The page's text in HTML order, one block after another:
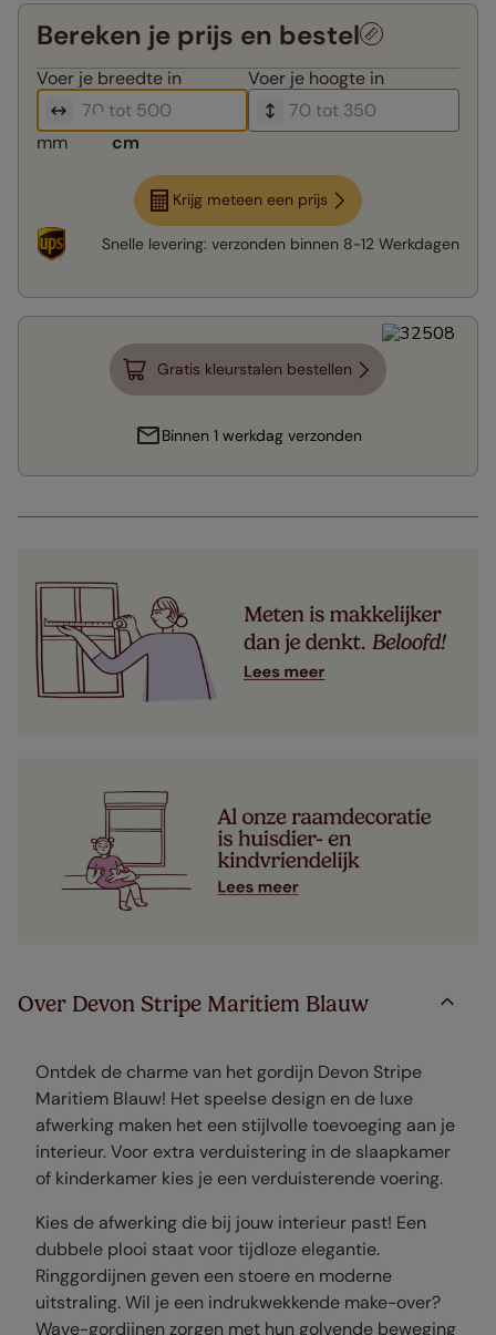
Bereken je prijs en bestel
Voer je breedte in Voer je hoogte in
mm cm
Krijg meteen een prijs
Snelle levering: verzonden binnen 8-12 Werkdagen
Gratis kleurstalen bestellen
Binnen 1 werkdag verzonden
Over Devon Stripe Maritiem Blauw
Ontdek de charme van het gordijn Devon Stripe
Maritiem Blauw! Het speelse design en de luxe
afwerking maken het een stijlvolle toevoeging aan je
interieur. Voor extra verduistering in de slaapkamer
of kinderkamer kies je een verduisterende voering.
Kies de afwerking die bij jouw interieur past! Een
dubbele plooi staat voor tijdloze elegantie.
Ringgordijnen geven een stoere en moderne
uitstraling. Wil je een indrukwekkende make-over?
Wave-gordijnen zorgen met hun golvende beweging